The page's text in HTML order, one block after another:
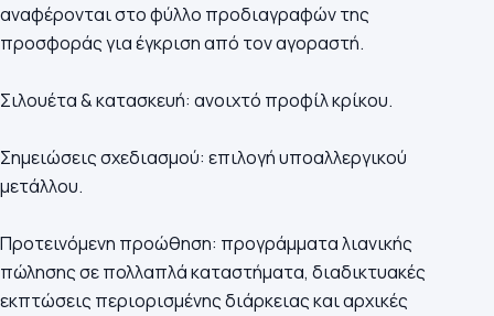
αναφέρονται στο φύλλο προδιαγραφών της
προσφοράς για έγκριση από τον αγοραστή.
Σιλουέτα & κατασκευή: ανοιχτό προφίλ κρίκου.
Σημειώσεις σχεδιασμού: επιλογή υποαλλεργικού
μετάλλου.
Προτεινόμενη προώθηση: προγράμματα λιανικής
πώλησης σε πολλαπλά καταστήματα, διαδικτυακές
εκπτώσεις περιορισμένης διάρκειας και αρχικές